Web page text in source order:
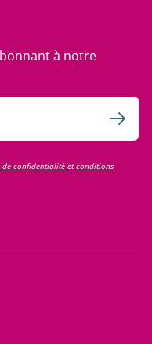
à notre
de confidentialité etconditions